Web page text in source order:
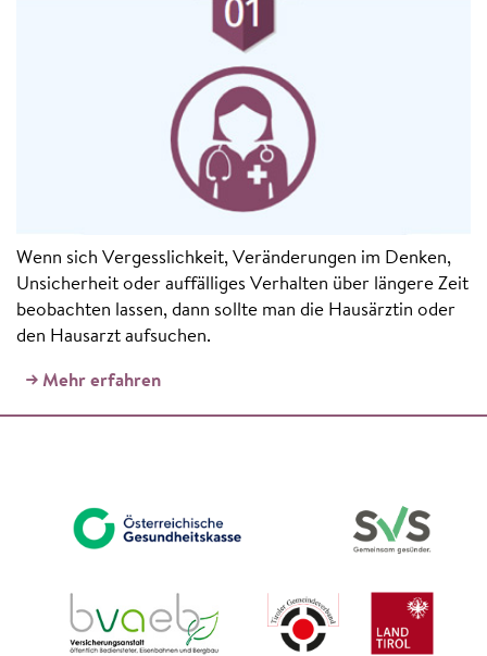
Wenn sich Vergesslichkeit, Veränderungen im Denken,
Unsicherheit oder auffälliges Verhalten über längere Zeit
beobachten lassen, dann sollte man die Hausärztin oder
den Hausarzt aufsuchen.
Mehr erfahren